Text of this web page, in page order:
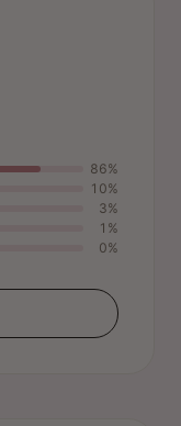
86%
10%
3%
1%
0%